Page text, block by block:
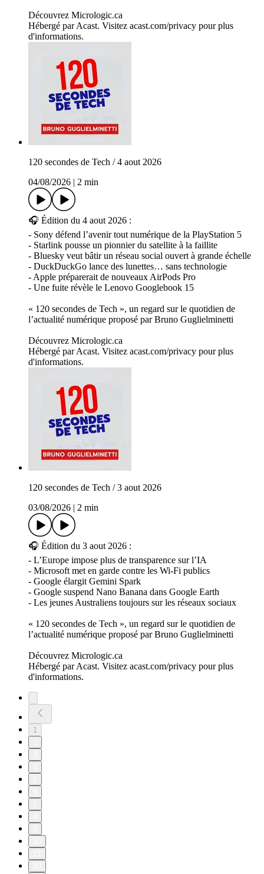
Découvrez Micrologic.ca
Hébergé par Acast. Visitez acast.com/privacy pour plus
d'informations.
120 secondes de Tech / 4 aout 2026
04/08/2026
2 min
🎧 Édition du 4 aout 2026 :
- Sony défend l’avenir tout numérique de la PlayStation 5
- Starlink pousse un pionnier du satellite à la faillite
- Bluesky veut bâtir un réseau social ouvert à grande échelle
- DuckDuckGo lance des lunettes… sans technologie
- Apple préparerait de nouveaux AirPods Pro
- Une fuite révèle le Lenovo Googlebook 15
« 120 secondes de Tech », un regard sur le quotidien de
l’actualité numérique proposé par Bruno Guglielminetti
Découvrez Micrologic.ca
Hébergé par Acast. Visitez acast.com/privacy pour plus
d'informations.
120 secondes de Tech / 3 aout 2026
03/08/2026
2 min
🎧 Édition du 3 aout 2026 :
- L’Europe impose plus de transparence sur l’IA
- Microsoft met en garde contre les Wi-Fi publics
- Google élargit Gemini Spark
- Google suspend Nano Banana dans Google Earth
- Les jeunes Australiens toujours sur les réseaux sociaux
« 120 secondes de Tech », un regard sur le quotidien de
l’actualité numérique proposé par Bruno Guglielminetti
Découvrez Micrologic.ca
Hébergé par Acast. Visitez acast.com/privacy pour plus
d'informations.
1